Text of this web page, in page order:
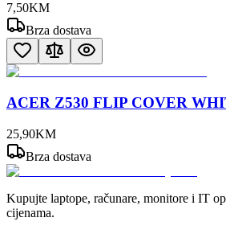
7,50KM
Brza dostava
ACER Z530 FLIP COVER
25,90KM
Brza dostava
Kupujte laptope, računare, monitore i IT
cijenama.